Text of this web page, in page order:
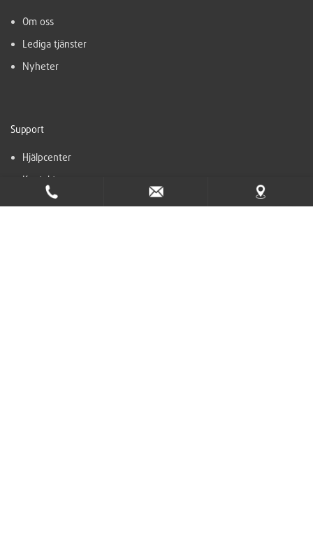
Om oss
Lediga tjänster
Nyheter
Support
Hjälpcenter
Kontakt